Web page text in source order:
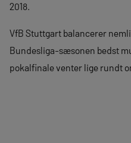
2018.
VfB Stuttgart balancerer
Bundesliga-sæsonen bedst
pokalfinale venter lige rundt